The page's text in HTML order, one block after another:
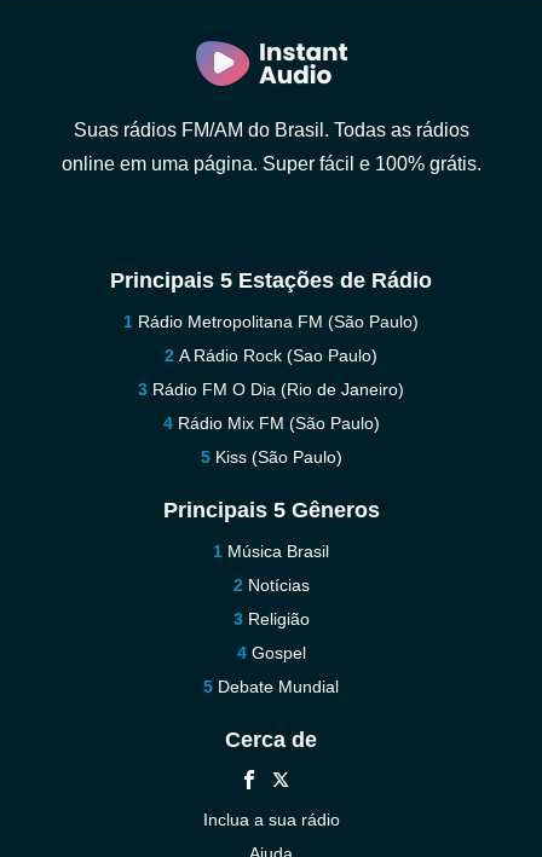
Suas rádios FM/AM do Brasil. Todas as rádios
online em uma página. Super fácil e 100% grátis.
Principais 5 Estações de Rádio
Rádio Metropolitana FM (São Paulo)
A Rádio Rock (Sao Paulo)
Rádio FM O Dia (Rio de Janeiro)
Rádio Mix FM (São Paulo)
Kiss (São Paulo)
Principais 5 Gêneros
Música Brasil
Notícias
Religião
Gospel
Debate Mundial
Cerca de
Inclua a sua rádio